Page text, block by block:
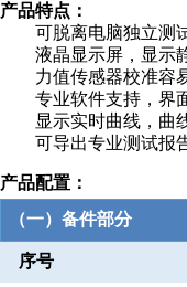
产品特点：
可脱离电脑独立测
液晶显示屏，显示静
力值传感器校准容
专业软件支持，界面
显示实时曲线，曲
可导出专业测试报
产品配置：
（一）备件部分
序号